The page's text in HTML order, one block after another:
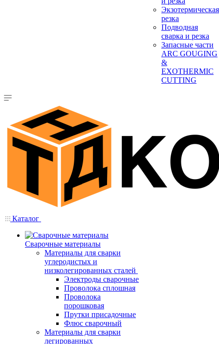
Экзотермическая
резка
Подводная
сварка и резка
Запасные части
ARC GOUGING
&
EXOTHERMIC
CUTTING
Каталог
Сварочные материалы
Материалы для сварки
углеродистых и
низколегированных сталей
Электроды сварочные
Проволока сплошная
Проволока
порошковая
Прутки присадочные
Флюс сварочный
Материалы для сварки
легированных